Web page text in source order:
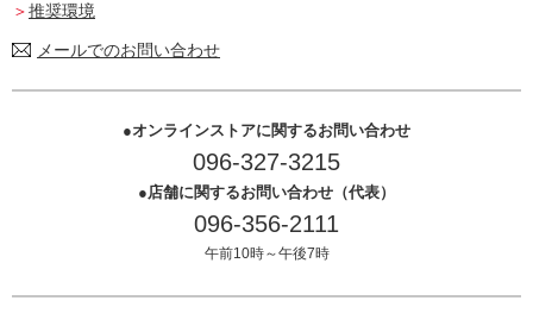
推奨環境
メールでのお問い合わせ
オンラインストアに関するお問い合わせ
096-327-3215
店舗に関するお問い合わせ（代表）
096-356-2111
午前10時～午後7時